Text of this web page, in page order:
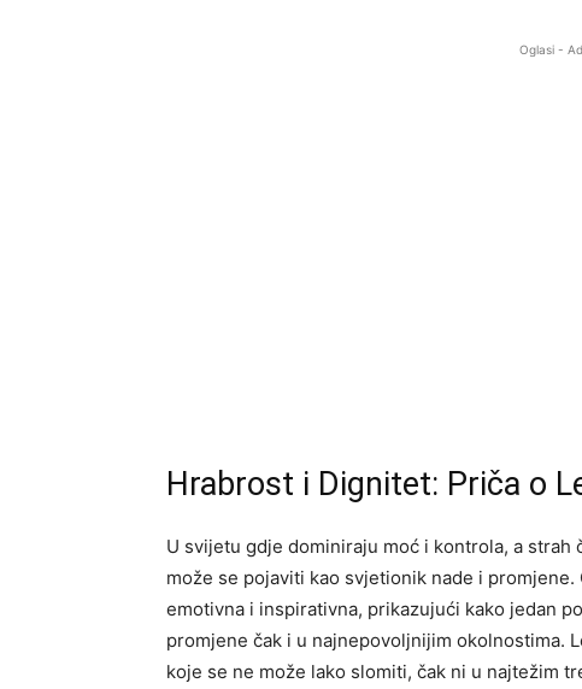
Oglasi -
Hrabrost i Dignitet: Priča o
U svijetu gdje dominiraju moć i kontrola, a
može se pojaviti kao svjetionik nade i
emotivna i inspirativna, prikazujući kako jedan
promjene čak i u najnepovoljnijim okolnostima.
koje se ne može lako slomiti, čak ni u najtežim